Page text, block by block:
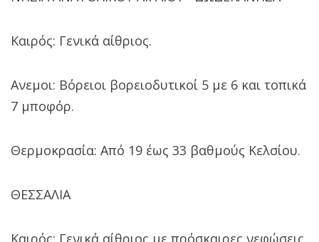
Καιρός: Γενικά αίθριος.
Ανεμοι: Βόρειοι βορειοδυτικοί 5 με 6 και τοπικά
7 μποφόρ.
Θερμοκρασία: Από 19 έως 33 βαθμούς Κελσίου.
ΘΕΣΣΑΛΙΑ
Καιρός: Γενικά αίθριος με πρόσκαιρες νεφώσεις